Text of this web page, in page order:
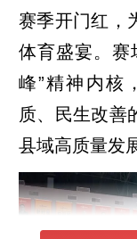
赛季开门红，
体育盛宴。赛
峰”精神内核
质、民生改善
县域高质量发